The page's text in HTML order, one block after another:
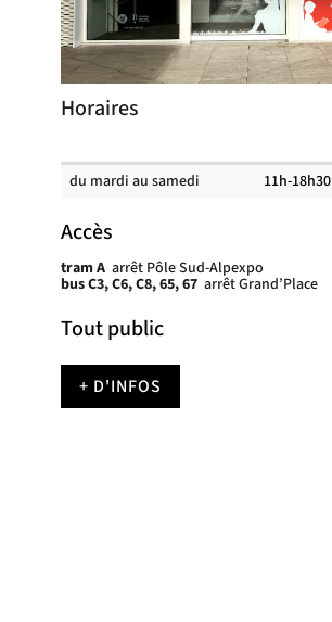
Horaires
Horaires
des
de
lecture
du mardi au samedi 11h-18h30
Accès
tram A arrêt Pôle Sud-Alpexpo
bus C3, C6, C8, 65, 67 arrêt Grand’Place
Tout public
+ D'INFOS